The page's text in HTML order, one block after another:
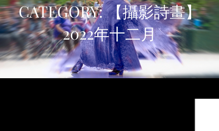
CATEGORY:【攝影詩畫】
2022年十二月